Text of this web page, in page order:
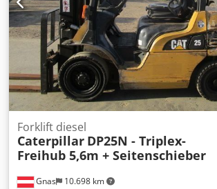
Gnas 10.698 km
Forklift diesel
Caterpillar DP25N - Triplex-
Freihub 5,6m + Seitenschieber